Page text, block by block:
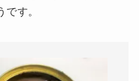
す。